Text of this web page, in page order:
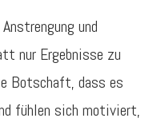
und
nur Ergebnisse zu
Botschaft, dass es
fühlen sich motiviert,